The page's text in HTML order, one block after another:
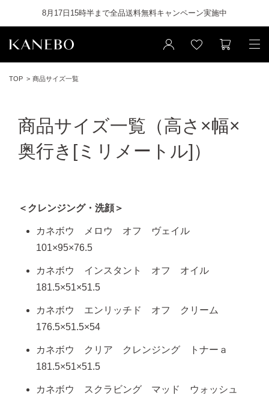
8月17日15時半まで全品送料無料キャンペーン実施中
TOP 商品サイズ一覧
商品サイズ一覧（高さ×幅×
奥行き[ミリメートル]）
＜クレンジング・洗顔＞
カネボウ メロウ オフ ヴェイル
101×95×76.5
カネボウ インスタント オフ オイル
181.5×51×51.5
カネボウ エンリッチド オフ クリーム
176.5×51.5×54
カネボウ クリア クレンジング トナーａ
181.5×51×51.5
カネボウ スクラビング マッド ウォッシュ